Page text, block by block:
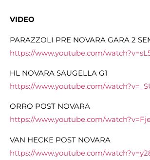
VIDEO
PARAZZOLI PRE NOVARA GARA 2
https://www.youtube.com/
HL NOVARA SAUGELLA G1
​https://www.youtube.com/
ORRO POST NOVARA
https://www.youtube.com/watch?
VAN HECKE POST NOVARA
https://www.youtube.com/watch?